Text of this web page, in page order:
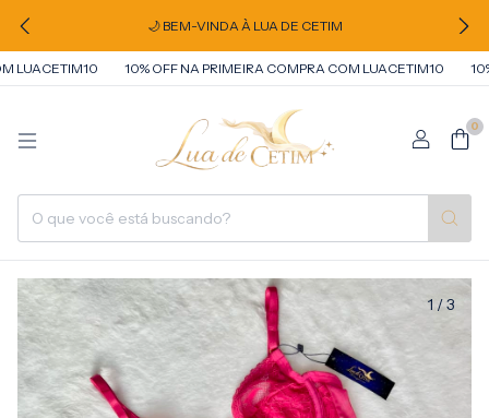
🌙 BEM-VINDA À LUA DE CETIM
10% OFF NA PRIMEIRA COMPRA COM LUACETIM10 10%
0
1 /3